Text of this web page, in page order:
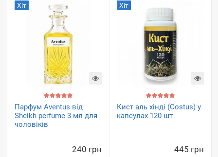
Хіт
Парфум Aventus від
Sheikh perfume 3 мл для
чоловіків
240 грн
Хіт
Кист аль хінді (Costus) у
капсулах 120 шт
445 грн